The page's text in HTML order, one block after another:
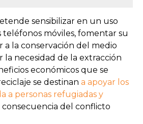
sensibilizar en un uso
teléfonos móviles, fomentar su
a la conservación del medio
necesidad de la extracción
económicos que se
se destinan a apoyar los
a personas refugiadas y
consecuencia del conflicto